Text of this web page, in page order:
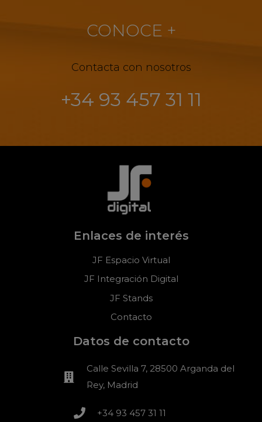
CONOCE +
Contacta con nosotros
+34 93 457 31 11
Enlaces de interés
JF Espacio Virtual
JF Integración Digital
JF Stands
Contacto
Datos de contacto
Calle Sevilla 7, 28500 Arganda del
Rey, Madrid
+34 93 457 31 11